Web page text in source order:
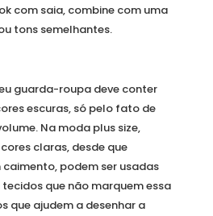
com saia, combine com uma
tons semelhantes.
guarda-roupa deve conter
escuras, só pelo fato de
Na moda plus size,
claras, desde que
podem ser usadas
que não marquem essa
que ajudem a desenhar a